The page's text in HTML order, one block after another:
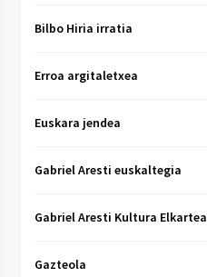
Bilbo Hiria irratia
Erroa argitaletxea
Euskara jendea
Gabriel Aresti euskaltegia
Gabriel Aresti Kultura Elkartea
Gazteola